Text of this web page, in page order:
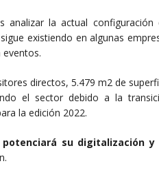
analizar la actual configuración
existiendo en algunas
directos, 5.479 m2 de
el sector debido a la
la edición 2022.
potenciará su digitalización y